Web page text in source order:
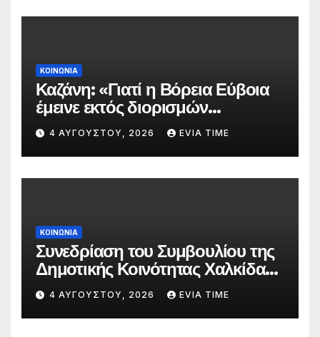
ΚΟΙΝΩΝΙΑ
Καζάνη: «Γιατί η Βόρεια Εύβοια
έμεινε εκτός διορισμών
δασκάλων;»
4 ΑΥΓΟΎΣΤΟΥ, 2026 EVIA TIME
ΚΟΙΝΩΝΙΑ
Συνεδρίαση του Συμβουλίου της
Δημοτικής Κοινότητας Χαλκίδας
την 5 Αυγούστου
4 ΑΥΓΟΎΣΤΟΥ, 2026 EVIA TIME